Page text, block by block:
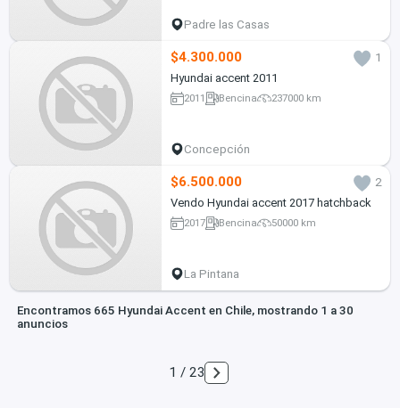
Padre las Casas
$4.300.000
1
Hyundai accent 2011
2011 Bencina 237000 km
Concepción
$6.500.000
2
Vendo Hyundai accent 2017 hatchback
2017 Bencina 50000 km
La Pintana
Encontramos 665 Hyundai Accent en Chile, mostrando 1 a 30
anuncios
1 / 23